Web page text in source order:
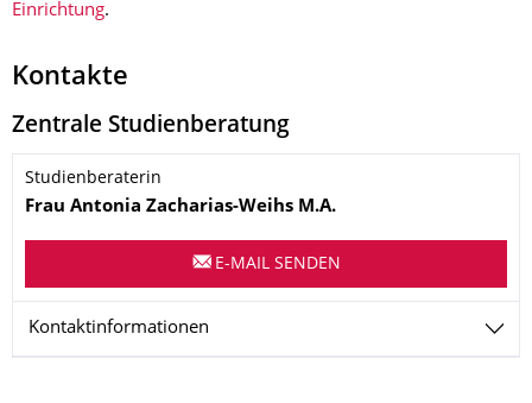
Einrichtung.
Kontakte
Zentrale Studienberatung
Name
Studienberaterin
Frau Antonia Zacharias-Weihs M.A.
E-MAIL SENDEN
Kontaktinformationen